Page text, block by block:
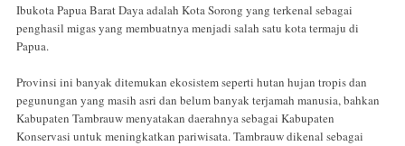
Ibukota Papua Barat Daya adalah Kota Sorong yang terkenal sebagai
penghasil migas yang membuatnya menjadi salah satu kota termaju di
Papua.
Provinsi ini banyak ditemukan ekosistem seperti hutan hujan tropis dan
pegunungan yang masih asri dan belum banyak terjamah manusia, bahkan
Kabupaten Tambrauw menyatakan daerahnya sebagai Kabupaten
Konservasi untuk meningkatkan pariwisata. Tambrauw dikenal sebagai